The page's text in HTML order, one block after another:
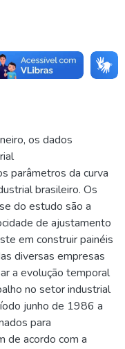
os dados
parâmetros da curva
brasileiro. Os
do estudo são a
de ajustamento
em construir painéis
diversas empresas
a evolução temporal
no setor industrial
junho de 1986 a
para
de acordo com a